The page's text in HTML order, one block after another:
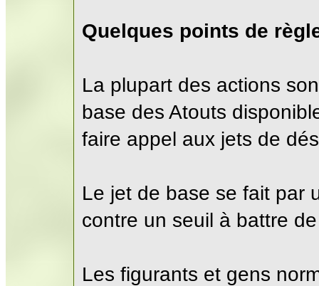
Quelques points de
La plupart des actions
base des Atouts
faire appel aux jets de
Le jet de base se fait par
contre un seuil à battre
Les figurants et gens